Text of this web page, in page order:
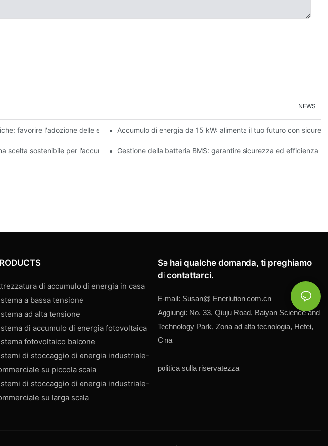
NEWS
favorire l'adozione delle energie rinnovabiliAccumulo di energia da 15 kW: alimenta il tuo futuro con
scelta sostenibile per l'accumulo di energiaGestione della batteria BMS: garantire sicurezza ed efficienza
di accumulo di energia in casa
a bassa tensione
ad alta tensione
di accumulo di energia fotovoltaica
fotovoltaico balcone
di stoccaggio di energia industriale-
su piccola scala
di stoccaggio di energia industriale-
su larga scala
Se hai qualche domanda, ti preghiamo
di contattarci.
E-mail: Susan@ Enerlution.com.cn
Aggiungi: No. 33, Qiuju Road, Baiyan Science and
Technology Park, Zona ad alta tecnologia, Hefei,
Cina
politica sulla riservatezza